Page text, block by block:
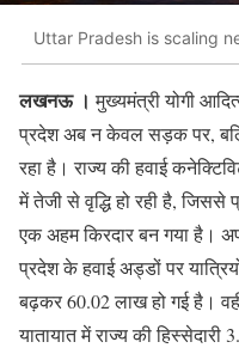
Uttar Pradesh is scaling
लखनऊ । मुख्यमंत्री योगी
प्रदेश अब न केवल सड़क पर,
रहा है। राज्य की हवाई
में तेजी से वृद्धि हो रही है, जिससे
एक अहम किरदार बन गया है।
प्रदेश के हवाई अड्डों पर
बढ़कर 60.02 लाख हो गई है।
यातायात में राज्य की